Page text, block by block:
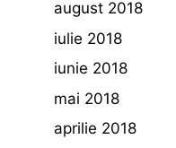
august 2018
iulie 2018
iunie 2018
mai 2018
aprilie 2018